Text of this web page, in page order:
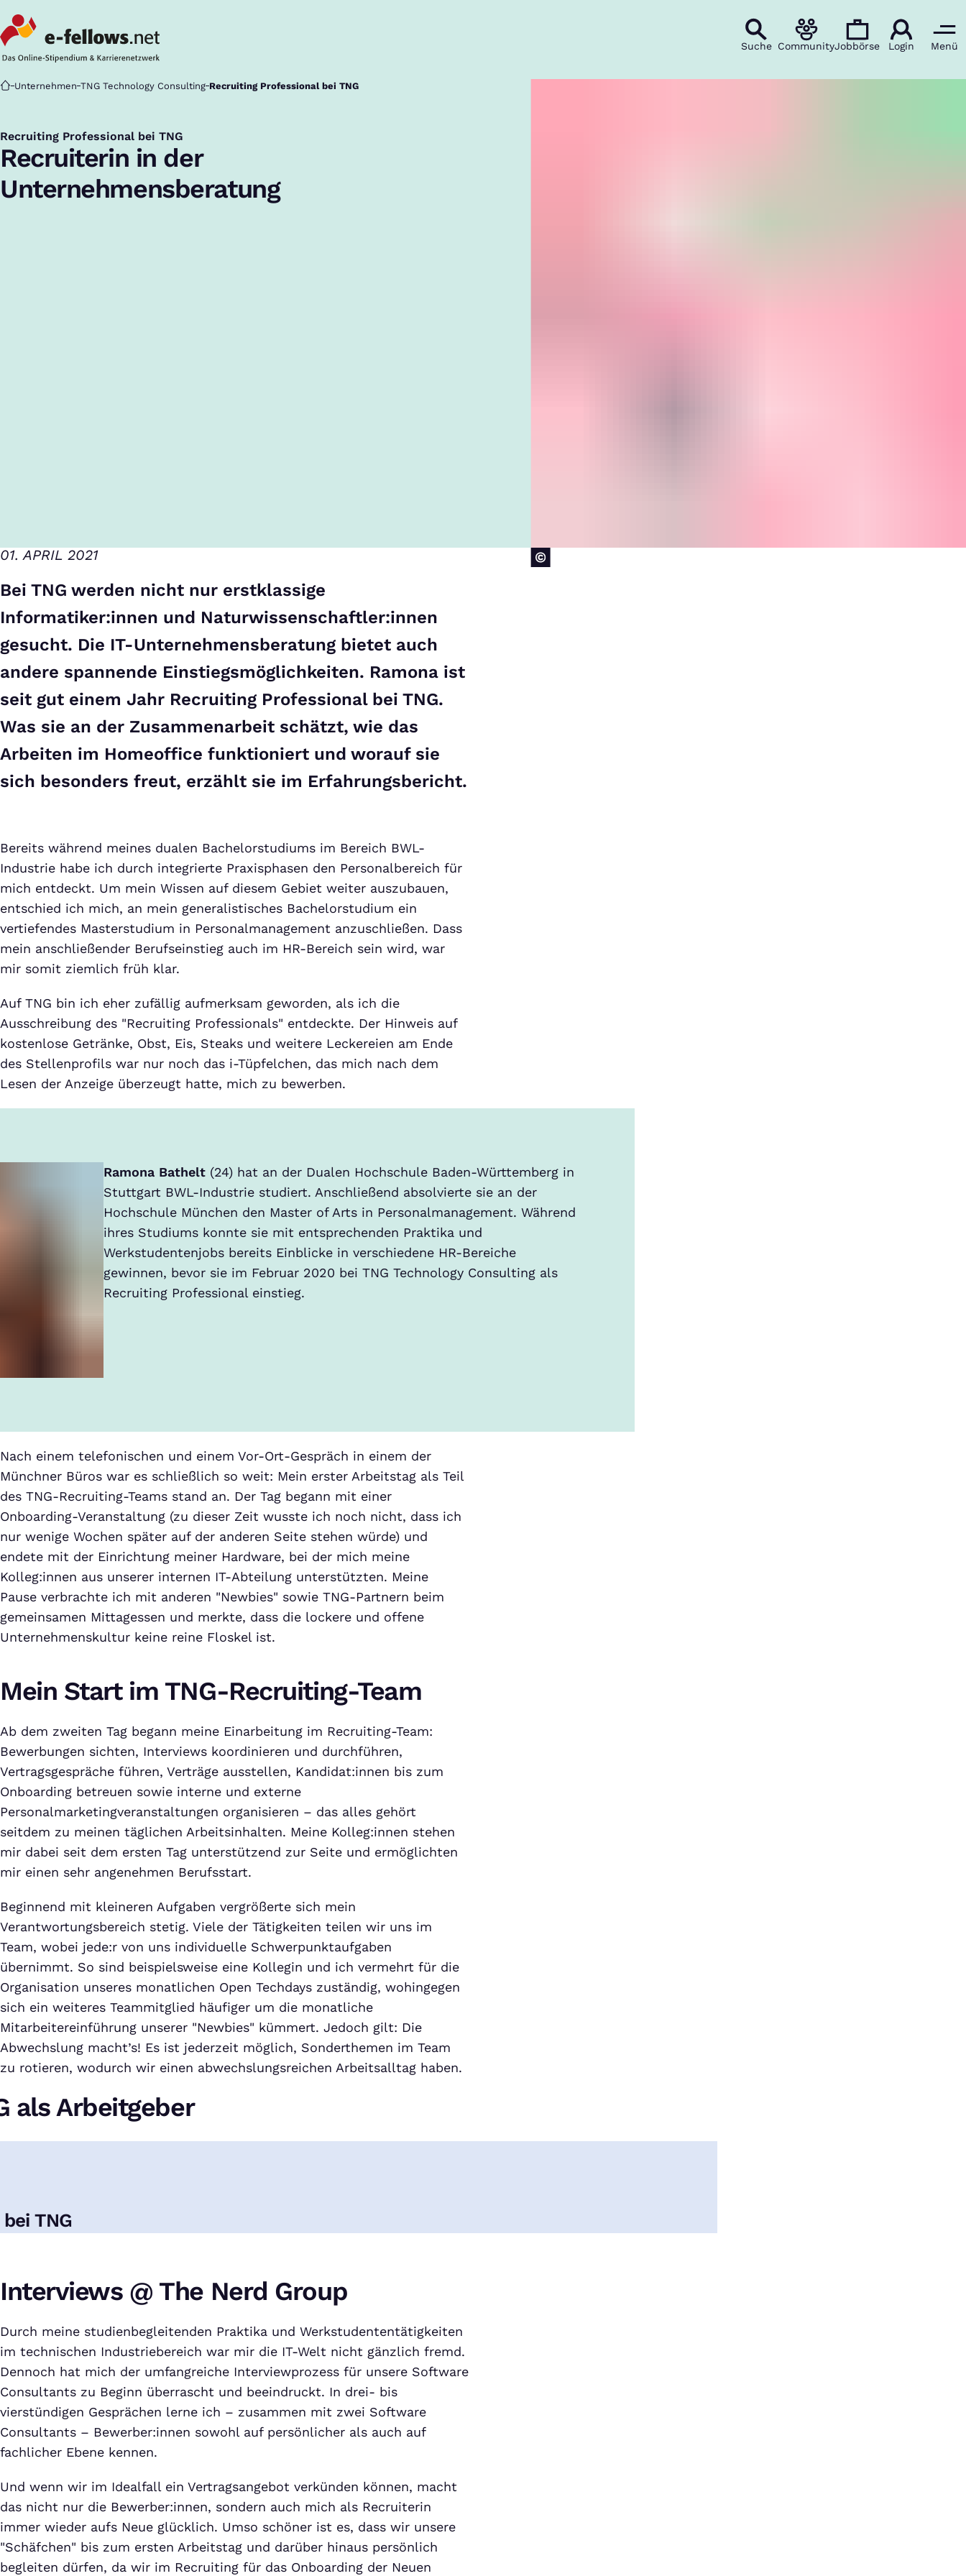
Suche CommunityJobbörse Login Menü
Startseite
Unternehmen TNG Technology Consulting Recruiting Professional bei TNG
Recruiting Professional bei TNG
:
Recruiterin in der
Unternehmensberatung
01. APRIL 2021
Bei TNG werden nicht nur erstklassige
Informatiker:innen und Naturwissenschaftler:innen
gesucht. Die IT-Unternehmensberatung bietet auch
andere spannende Einstiegsmöglichkeiten. Ramona ist
seit gut einem Jahr Recruiting Professional bei TNG.
Was sie an der Zusammenarbeit schätzt, wie das
Arbeiten im Homeoffice funktioniert und worauf sie
sich besonders freut, erzählt sie im Erfahrungsbericht.
Bereits während meines dualen Bachelorstudiums im Bereich BWL-
Industrie habe ich durch integrierte Praxisphasen den Personalbereich für
mich entdeckt. Um mein Wissen auf diesem Gebiet weiter auszubauen,
entschied ich mich, an mein generalistisches Bachelorstudium ein
vertiefendes Masterstudium in Personalmanagement anzuschließen. Dass
mein anschließender Berufseinstieg auch im HR-Bereich sein wird, war
mir somit ziemlich früh klar.
Auf TNG bin ich eher zufällig aufmerksam geworden, als ich die
Ausschreibung des "Recruiting Professionals" entdeckte. Der Hinweis auf
kostenlose Getränke, Obst, Eis, Steaks und weitere Leckereien am Ende
des Stellenprofils war nur noch das i-Tüpfelchen, das mich nach dem
Lesen der Anzeige überzeugt hatte, mich zu bewerben.
Ramona Bathelt (24) hat an der Dualen Hochschule Baden-Württemberg in
Stuttgart BWL-Industrie studiert. Anschließend absolvierte sie an der
Hochschule München den Master of Arts in Personalmanagement. Während
ihres Studiums konnte sie mit entsprechenden Praktika und
Werkstudentenjobs bereits Einblicke in verschiedene HR-Bereiche
gewinnen, bevor sie im Februar 2020 bei TNG Technology Consulting als
Recruiting Professional einstieg.
Nach einem telefonischen und einem Vor-Ort-Gespräch in einem der
Münchner Büros war es schließlich so weit: Mein erster Arbeitstag als Teil
des TNG-Recruiting-Teams stand an. Der Tag begann mit einer
Onboarding-Veranstaltung (zu dieser Zeit wusste ich noch nicht, dass ich
nur wenige Wochen später auf der anderen Seite stehen würde) und
endete mit der Einrichtung meiner Hardware, bei der mich meine
Kolleg:innen aus unserer internen IT-Abteilung unterstützten. Meine
Pause verbrachte ich mit anderen "Newbies" sowie TNG-Partnern beim
gemeinsamen Mittagessen und merkte, dass die lockere und offene
Unternehmenskultur keine reine Floskel ist.
Mein Start im TNG-Recruiting-Team
Ab dem zweiten Tag begann meine Einarbeitung im Recruiting-Team:
Bewerbungen sichten, Interviews koordinieren und durchführen,
Vertragsgespräche führen, Verträge ausstellen, Kandidat:innen bis zum
Onboarding betreuen sowie interne und externe
Personalmarketingveranstaltungen organisieren – das alles gehört
seitdem zu meinen täglichen Arbeitsinhalten. Meine Kolleg:innen stehen
mir dabei seit dem ersten Tag unterstützend zur Seite und ermöglichten
mir einen sehr angenehmen Berufsstart.
Beginnend mit kleineren Aufgaben vergrößerte sich mein
Verantwortungsbereich stetig. Viele der Tätigkeiten teilen wir uns im
Team, wobei jede:r von uns individuelle Schwerpunktaufgaben
übernimmt. So sind beispielsweise eine Kollegin und ich vermehrt für die
Organisation unseres monatlichen Open Techdays zuständig, wohingegen
sich ein weiteres Teammitglied häufiger um die monatliche
Mitarbeitereinführung unserer "Newbies" kümmert. Jedoch gilt: Die
Abwechslung macht’s! Es ist jederzeit möglich, Sonderthemen im Team
zu rotieren, wodurch wir einen abwechslungsreichen Arbeitsalltag haben.
als Arbeitgeber
TNG
Interviews @ The Nerd Group
Durch meine studienbegleitenden Praktika und Werkstudententätigkeiten
im technischen Industriebereich war mir die IT-Welt nicht gänzlich fremd.
Dennoch hat mich der umfangreiche Interviewprozess für unsere Software
Consultants zu Beginn überrascht und beeindruckt. In drei- bis
vierstündigen Gesprächen lerne ich – zusammen mit zwei Software
Consultants – Bewerber:innen sowohl auf persönlicher als auch auf
fachlicher Ebene kennen.
Und wenn wir im Idealfall ein Vertragsangebot verkünden können, macht
das nicht nur die Bewerber:innen, sondern auch mich als Recruiterin
immer wieder aufs Neue glücklich. Umso schöner ist es, dass wir unsere
"Schäfchen" bis zum ersten Arbeitstag und darüber hinaus persönlich
begleiten dürfen, da wir im Recruiting für das Onboarding der Neuen